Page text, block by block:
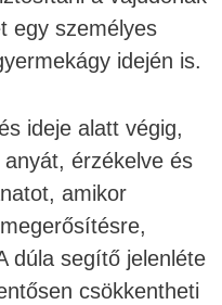
egy személyes
idején is.
ideje alatt végig,
érzékelve és
amikor
dúla segítő jelenléte
csökkentheti